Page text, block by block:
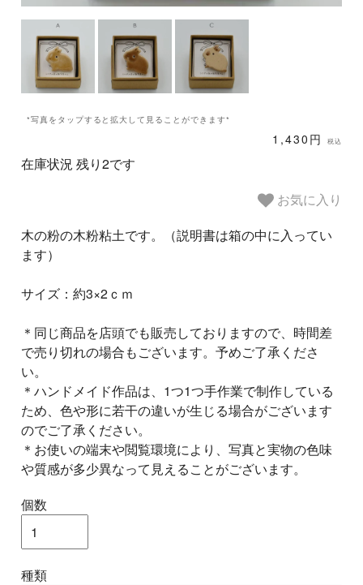
*写真をタップすると拡大して見ることができます*
1,430円 税込
在庫状況 残り2です
お気に入り
木の粉の木粉粘土です。（説明書は箱の中に入ってい
ます）
サイズ：約3×2ｃｍ
＊同じ商品を店頭でも販売しておりますので、時間差
で売り切れの場合もございます。予めご了承くださ
い。
＊ハンドメイド作品は、1つ1つ手作業で制作している
ため、色や形に若干の違いが生じる場合がございます
のでご了承ください。
＊お使いの端末や閲覧環境により、写真と実物の色味
や質感が多少異なって見えることがございます。
個数
種類